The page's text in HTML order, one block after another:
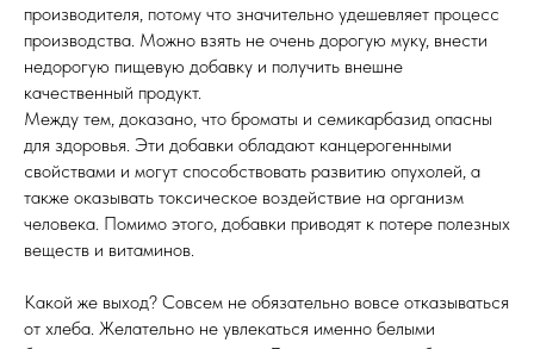
производителя, потому что значительно удешевляет процесс
производства. Можно взять не очень дорогую муку, внести
недорогую пищевую добавку и получить внешне
качественный продукт.
Между тем, доказано, что броматы и семикарбазид опасны
для здоровья. Эти добавки обладают канцерогенными
свойствами и могут способствовать развитию опухолей, а
также оказывать токсическое воздействие на организм
человека. Помимо этого, добавки приводят к потере полезных
веществ и витаминов.
Какой же выход? Совсем не обязательно вовсе отказываться
от хлеба. Желательно не увлекаться именно белыми